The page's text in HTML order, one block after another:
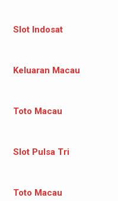
Slot Indosat
Keluaran Macau
Toto Macau
Slot Pulsa Tri
Toto Macau